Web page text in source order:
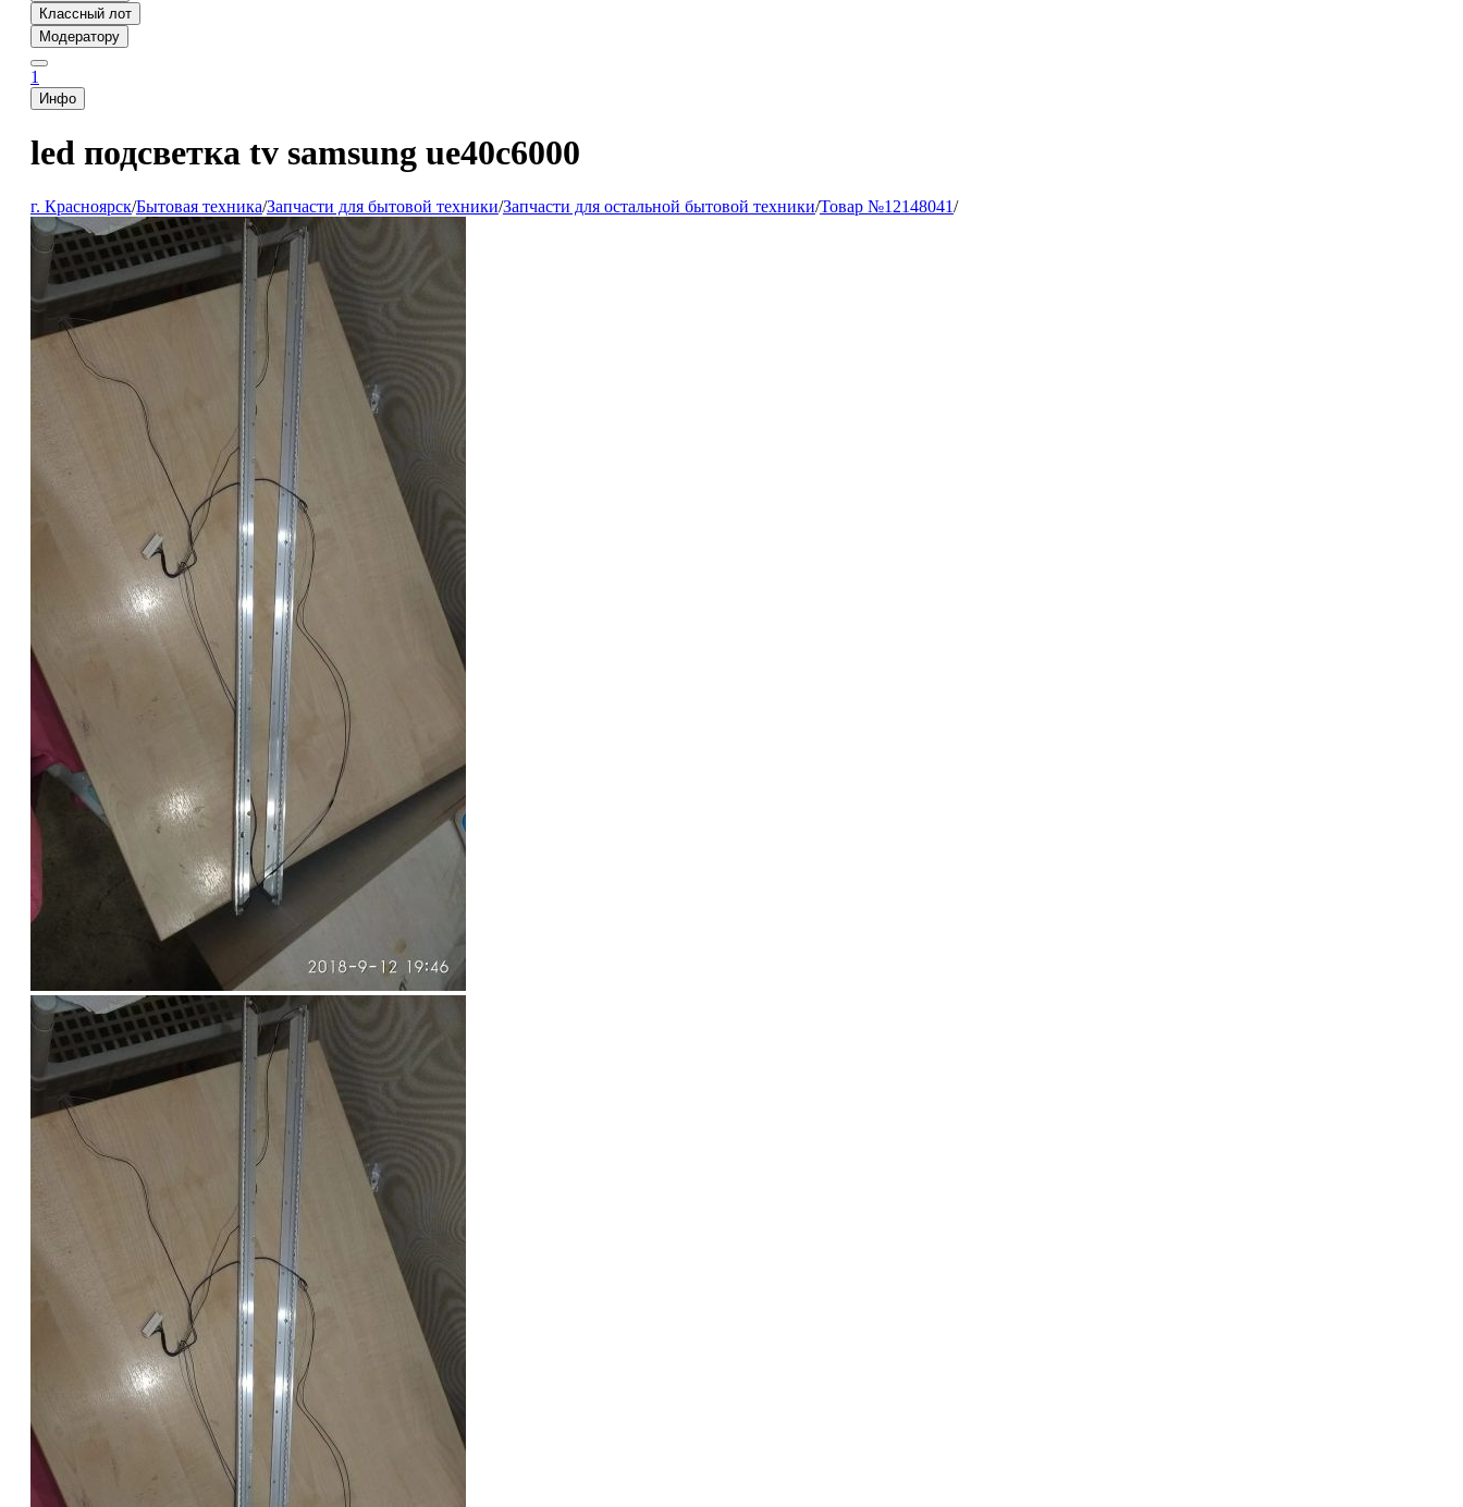
Классный лот
Модератору
1
Инфо
led подсветка tv samsung ue40c6000
г. Красноярск/Бытовая техника/Запчасти для бытовой техники/Запчасти для остальной бытовой техники/Товар №12148041/